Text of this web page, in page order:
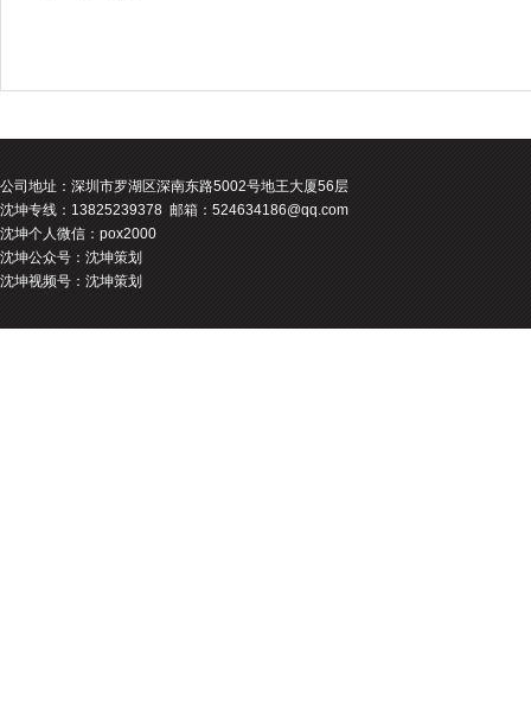
公司地址： 深圳市罗湖区深南东路5002号地王大厦56层
沈坤专线：13825239378 邮箱：524634186@qq.com
沈坤个人微信：pox2000
沈坤公众号：沈坤策划
沈坤视频号：沈坤策划